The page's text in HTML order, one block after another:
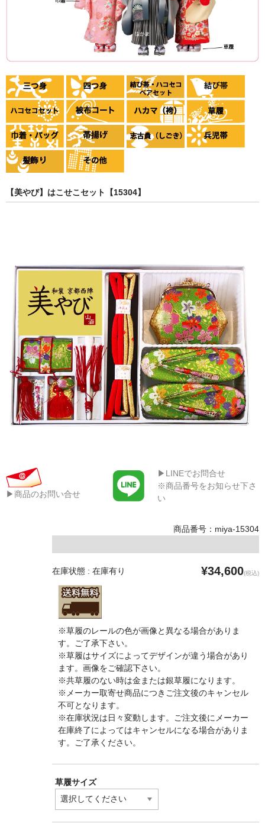
【美やび】はこせこセット【15304】
▶商品のお問い合せ
▶LINEでお問合せ
※商品番号をお知らせ下さ
い
商品番号：miya-15304
在庫状態 : 在庫有り ¥34,600(税込)
※草履のレールの色が画像と異なる場合がありま
す。ご了承下さい。
※草履はサイズによってデザインが違う場合があり
ます。画像をご確認下さい。
※共草履のない時は金または銀草履になります。
※メーカー取寄せ商品につきご注文後のキャンセル
不可となります。
※在庫状況は日々変動します。ご注文後にメーカー
在庫終了によってはキャンセルになる場合がありま
す。ご了承ください。
草履サイズ